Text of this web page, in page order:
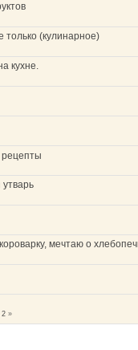
только (кулинарное)
кухне.
рецепты
мечтаю о
2 »